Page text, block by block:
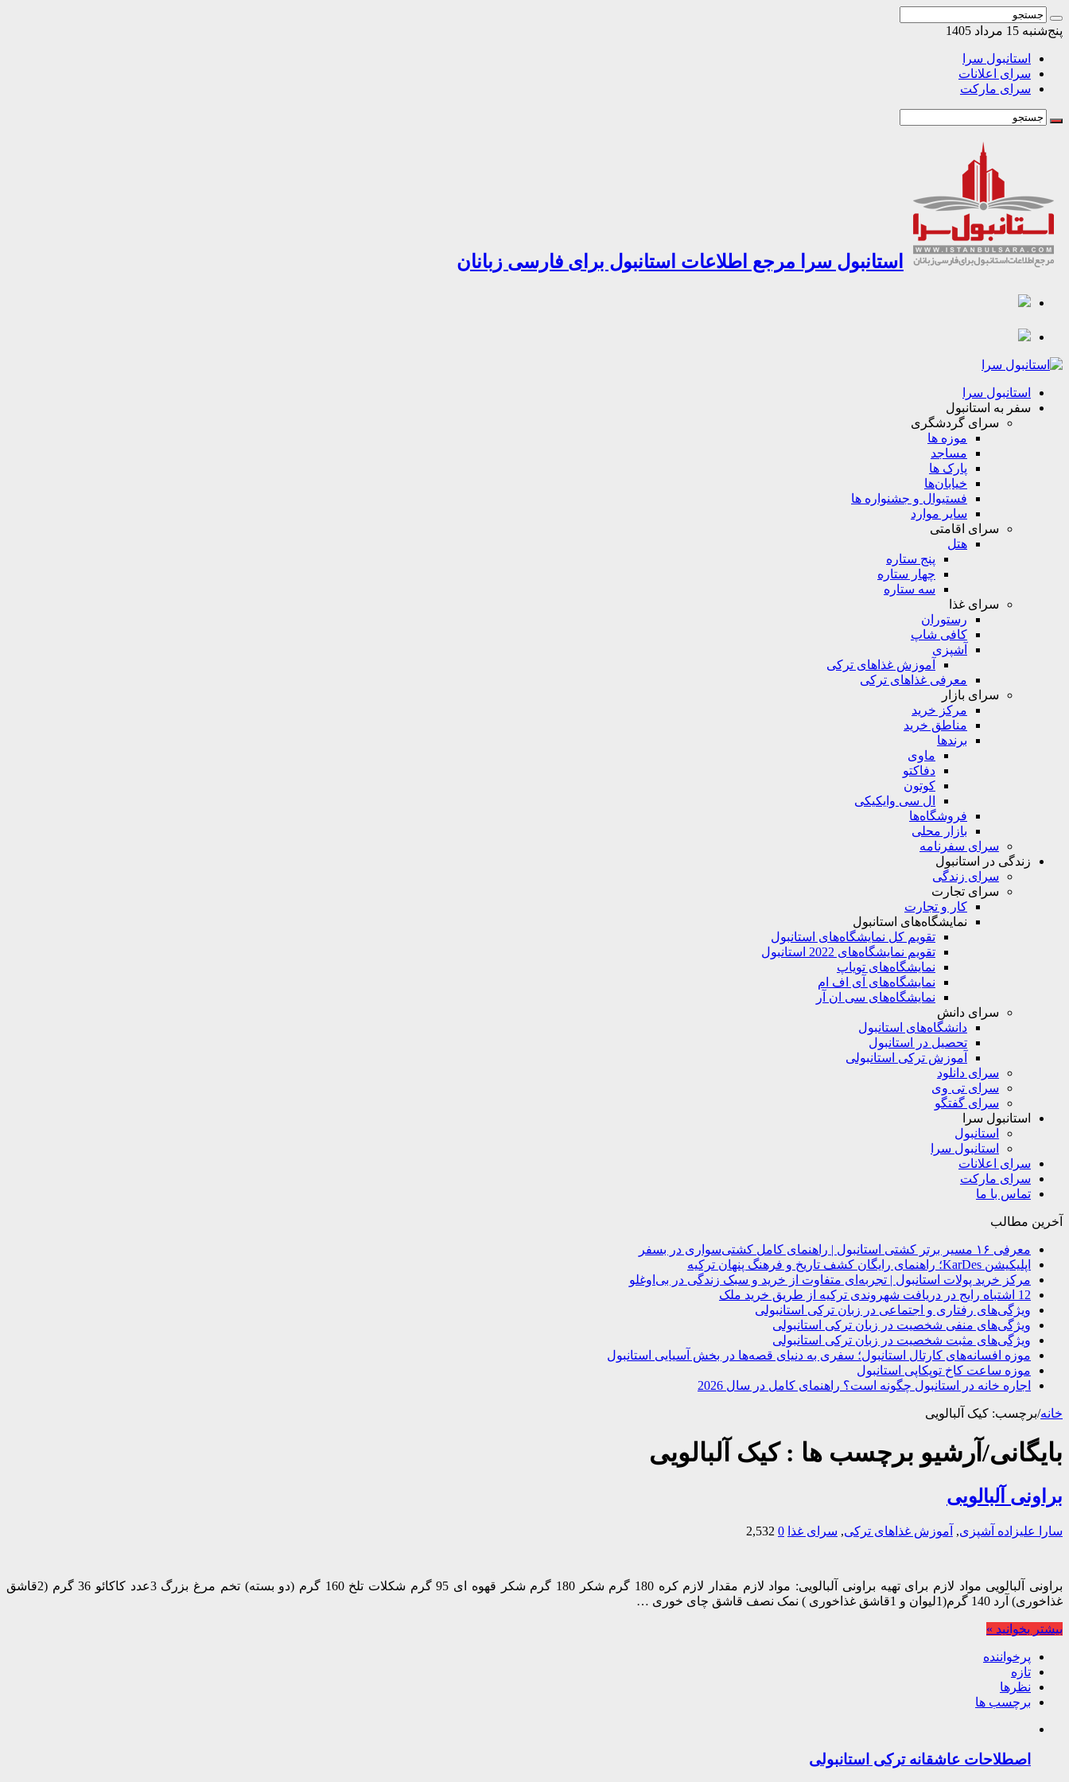
پنج‌شنبه 15 مرداد 1405
استانبول سرا
سرای اعلانات
سرای مارکت
استانبول سرا مرجع اطلاعات استانبول برای فارسی زبانان
استانبول سرا
سفر به استانبول
سرای گردشگری
موزه ها
مساجد
پارک ها
خیابان‌ها
فستیوال و جشنواره ها
سایر موارد
سرای اقامتی
هتل
پنج ستاره
چهار ستاره
سه ستاره
سرای غذا
رستوران
کافی شاپ
آشپزی
آموزش غذاهای ترکی
معرفی غذاهای ترکی
سرای بازار
مرکز خرید
مناطق خرید
برندها
ماوی
دفاکتو
کوتون
ال سی وایکیکی
فروشگاه‌ها
بازار محلی
سرای سفرنامه
زندگی در استانبول
سرای زندگی
سرای تجارت
کار و تجارت
نمایشگاه‌های استانبول
تقویم کل نمایشگاه‌های استانبول
تقویم نمایشگاه‌های 2022 استانبول
نمایشگاه‌های تویاپ
نمایشگاه‌های آی اف ام
نمایشگاه‌های سی ان آر
سرای دانش
دانشگاه‌های استانبول
تحصیل در استانبول
آموزش ترکی استانبولی
سرای دانلود
سرای تی وی
سرای گفتگو
استانبول سرا
استانبول
استانبول سرا
سرای اعلانات
سرای مارکت
تماس با ما
آخرین مطالب
معرفی ۱۶ مسیر برتر کشتی استانبول | راهنمای کامل کشتی‌سواری در بسفر
اپلیکیشن KarDes؛ راهنمای رایگان کشف تاریخ و فرهنگ پنهان ترکیه
مرکز خرید پولات استانبول | تجربه‌ای متفاوت از خرید و سبک زندگی در بی‌اوغلو
12 اشتباه رایج در دریافت شهروندی ترکیه از طریق خرید ملک
ویژگی‌های رفتاری و اجتماعی در زبان ترکی استانبولی
ویژگی‌های منفی شخصیت در زبان ترکی استانبولی
ویژگی‌های مثبت شخصیت در زبان ترکی استانبولی
موزه افسانه‌های کارتال استانبول؛ سفری به دنیای قصه‌ها در بخش آسیایی استانبول
موزه ساعت کاخ توپکاپی استانبول
اجاره خانه در استانبول چگونه است؟ راهنمای کامل در سال 2026
خانه/برچسب: کیک آلبالویی
بایگانی/آرشیو برچسب ها :کیک آلبالویی
براونی آلبالویی
سارا علیزاده آشپزی, آموزش غذاهای ترکی, سرای غذا 0
2,532
براونی آلبالویی مواد لازم برای تهیه براونی آلبالویی: مواد لازم مقدار لازم کره 180 گرم شکر 180 گرم شکر قهوه ای 95 گرم شکلات تلخ 160 گرم (دو بسته) تخم مرغ بزرگ 3عدد کاکائو 36 گرم (2قاشق
غذاخوری) آرد 140 گرم(1لیوان و 1قاشق غذاخوری ) نمک نصف قاشق چای خوری …
بیشتر بخوانید »
پرخواننده
تازه
نظرها
برچسب ها
اصطلاحات عاشقانه ترکی استانبولی